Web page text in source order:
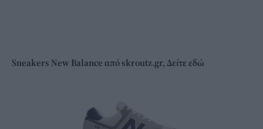
Sneakers New Balance από skroutz.gr, Δείτε εδώ